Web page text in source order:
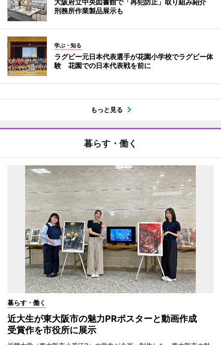
大阪府立中央図書館で「再犯防止」取り組み紹介
刑務所作業製品展示も
学ぶ・知る
ラグビー元日本代表選手が花園小学校でラグビー体
験 花園での日本代表戦を前に
もっと見る
暮らす・働く
暮らす・働く
近大生が東大阪市の魅力PRポスターと動画作成
受賞作を市役所に展示